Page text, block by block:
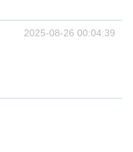
2025-08-26 00:04:39